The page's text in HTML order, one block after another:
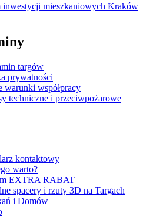
inwestycji mieszkaniowych Kraków
targów
prywatności
warunki współpracy
techniczne i przeciwpożarowe
kontaktowy
warto?
EXTRA RABAT
spacery i rzuty 3D na Targach
i Domów